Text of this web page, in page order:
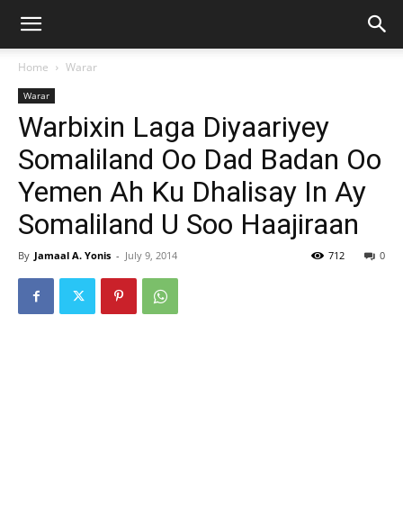
Home Warar
Warar
Warbixin Laga Diyaariyey
Somaliland Oo Dad Badan Oo
Yemen Ah Ku Dhalisay In Ay
Somaliland U Soo Haajiraan
By Jamaal A. Yonis - July 9, 2014 0
712